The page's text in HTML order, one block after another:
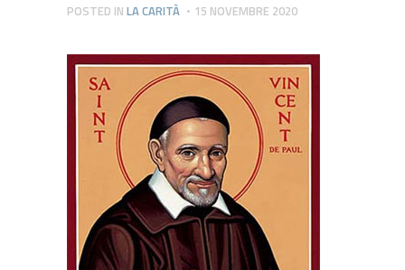
POSTED IN LA CARITÀ 15 NOVEMBRE 2020